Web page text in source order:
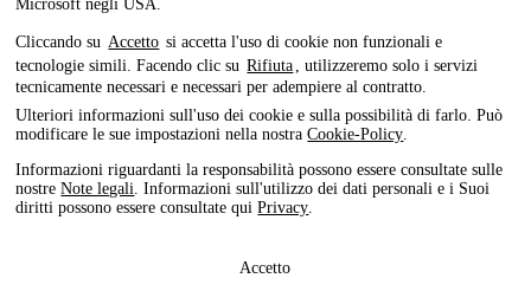
Microsoft negli USA.
Cliccando su Accetto si accetta l'uso di cookie non funzionali e
tecnologie simili. Facendo clic su Rifiuta
, utilizzeremo solo i servizi
tecnicamente necessari e necessari per adempiere al contratto.
Ulteriori informazioni sull'uso dei cookie e sulla possibilità di farlo. Può
modificare le sue impostazioni nella nostraCookie-Policy
Informazioni riguardanti la responsabilità possono essere consultate sulle
nostreNote legali . Informazioni sull'utilizzo dei dati personali e i Suoi
diritti possono essere consultate quiPrivacy
Accetto